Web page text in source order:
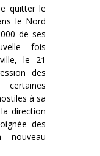
quitter le
le Nord
de ses
fois
le 21
des
à sa
direction
des
nouveau